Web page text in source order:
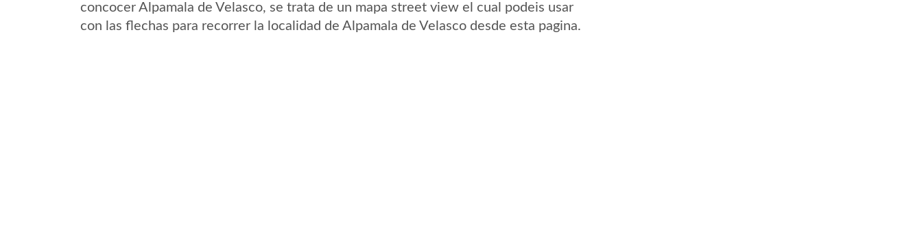
concocer Alpamala de Velasco, se trata de un mapa street view el cual podeis usar
con las flechas para recorrer la localidad de Alpamala de Velasco desde esta pagina.